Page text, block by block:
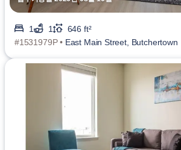
1 1
646 ft²
#1531979P • East Main Street, Butchertown